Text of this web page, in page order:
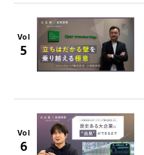
Vol
5
Vol
6